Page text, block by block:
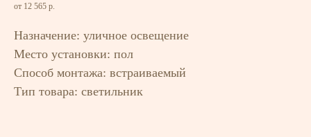
от 12 565 р.
Назначение: уличное освещение
Место установки: пол
Способ монтажа: встраиваемый
Тип товара: светильник